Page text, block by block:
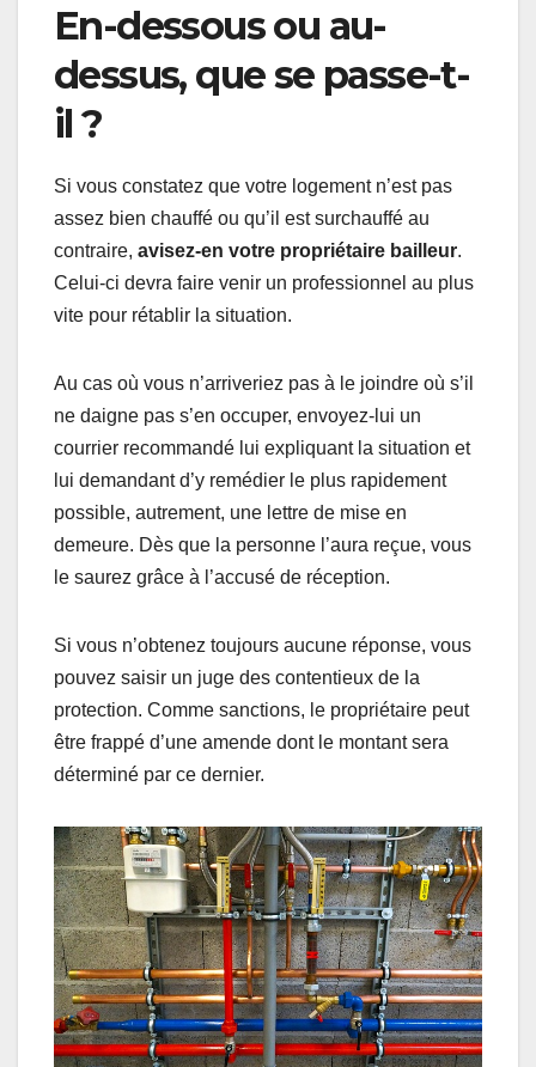
En-dessous ou au-
dessus, que se passe-t-
il ?
Si vous constatez que votre logement n’est pas
assez bien chauffé ou qu’il est surchauffé au
contraire, avisez-en votre propriétaire bailleur.
Celui-ci devra faire venir un professionnel au plus
vite pour rétablir la situation.
Au cas où vous n’arriveriez pas à le joindre où s’il
ne daigne pas s’en occuper, envoyez-lui un
courrier recommandé lui expliquant la situation et
lui demandant d’y remédier le plus rapidement
possible, autrement, une lettre de mise en
demeure. Dès que la personne l’aura reçue, vous
le saurez grâce à l’accusé de réception.
Si vous n’obtenez toujours aucune réponse, vous
pouvez saisir un juge des contentieux de la
protection. Comme sanctions, le propriétaire peut
être frappé d’une amende dont le montant sera
déterminé par ce dernier.